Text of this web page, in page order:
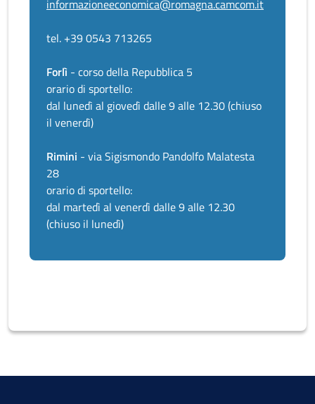
informazioneeconomica@romagna.camcom.it
tel. +39 0543 713265
Forlì - corso della Repubblica 5
orario di sportello:
dal lunedì al giovedì dalle 9 alle 12.30 (chiuso
il venerdì)
Rimini - via Sigismondo Pandolfo Malatesta
28
orario di sportello:
dal martedì al venerdì dalle 9 alle 12.30
(chiuso il lunedì)